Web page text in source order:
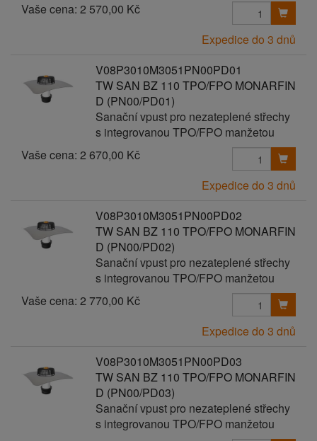
Vaše cena: 2 570,00 Kč
Expedice do 3 dnů
V08P3010M3051PN00PD01
TW SAN BZ 110 TPO/FPO MONARFIN
D (PN00/PD01)
Sanační vpust pro nezateplené střechy
s integrovanou TPO/FPO manžetou
Vaše cena: 2 670,00 Kč
Expedice do 3 dnů
V08P3010M3051PN00PD02
TW SAN BZ 110 TPO/FPO MONARFIN
D (PN00/PD02)
Sanační vpust pro nezateplené střechy
s integrovanou TPO/FPO manžetou
Vaše cena: 2 770,00 Kč
Expedice do 3 dnů
V08P3010M3051PN00PD03
TW SAN BZ 110 TPO/FPO MONARFIN
D (PN00/PD03)
Sanační vpust pro nezateplené střechy
s integrovanou TPO/FPO manžetou